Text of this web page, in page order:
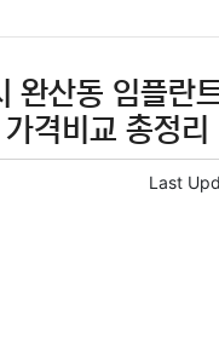
완산동 임플란
격비교 총정리
Last